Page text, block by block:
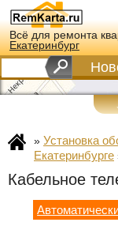
Всё для ремонта
Екатеринбург
» Установка
Екатеринбурге
Кабельное